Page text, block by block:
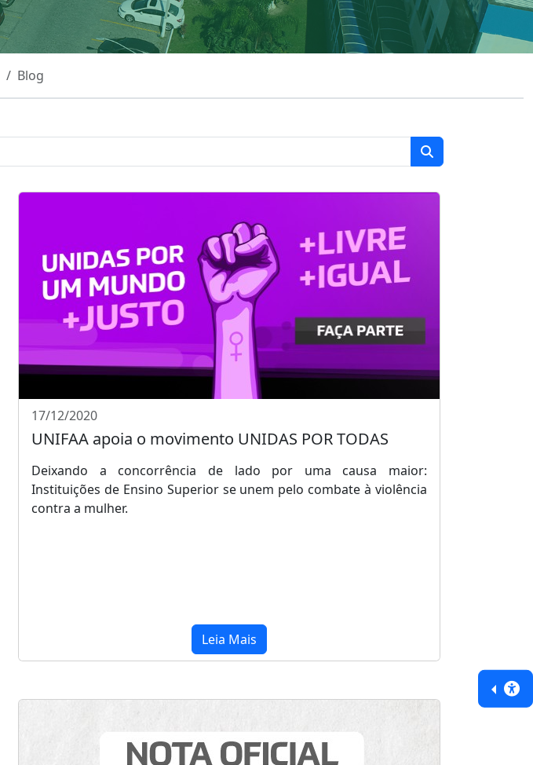
Blog
17/12/2020
UNIFAA apoia o movimento UNIDAS POR TODAS
Deixando a concorrência de lado por uma causa maior:
Instituições de Ensino Superior se unem pelo combate à violência
contra a mulher.
Leia Mais